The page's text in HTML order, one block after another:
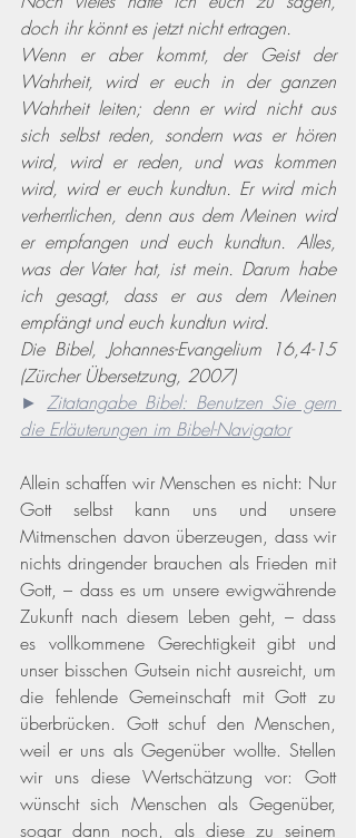
doch ihr könnt es jetzt nicht ertragen.
Wenn er aber kommt, der Geist der
Wahrheit, wird er euch in der ganzen
Wahrheit leiten; denn er wird nicht aus
sich selbst reden, sondern was er hören
wird, wird er reden, und was kommen
wird, wird er euch kundtun. Er wird mich
verherrlichen, denn aus dem Meinen wird
er empfangen und euch kundtun. Alles,
was der Vater hat, ist mein. Darum habe
ich gesagt, dass er aus dem Meinen
empfängt und euch kundtun wird.
Die Bibel, Johannes-Evangelium 16,4-15
(Zürcher Übersetzung, 2007)
► Zitatangabe Bibel: Benutzen Sie gern
die Erläuterungen im Bibel-Navigator
Allein schaffen wir Menschen es nicht: Nur
Gott selbst kann uns und unsere
Mitmenschen davon überzeugen, dass wir
nichts dringender brauchen als Frieden mit
Gott, – dass es um unsere ewigwährende
Zukunft nach diesem Leben geht, – dass
es vollkommene Gerechtigkeit gibt und
unser bisschen Gutsein nicht ausreicht, um
die fehlende Gemeinschaft mit Gott zu
überbrücken. Gott schuf den Menschen,
weil er uns als Gegenüber wollte. Stellen
wir uns diese Wertschätzung vor: Gott
wünscht sich Menschen als Gegenüber,
sogar dann noch, als diese zu seinem